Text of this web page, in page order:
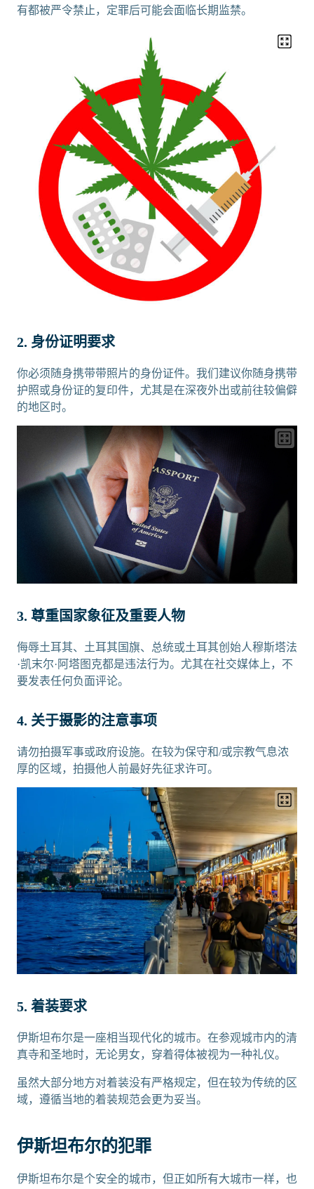
有都被严令禁止，定罪后可能会面临长期监禁。
2. 身份证明要求
你必须随身携带带照片的身份证件。我们建议你随身携带
护照或身份证的复印件，尤其是在深夜外出或前往较偏僻
的地区时。
3. 尊重国家象征及重要人物
侮辱土耳其、土耳其国旗、总统或土耳其创始人穆斯塔法
·凯末尔·阿塔图克都是违法行为。尤其在社交媒体上，不
要发表任何负面评论。
4. 关于摄影的注意事项
请勿拍摄军事或政府设施。在较为保守和/或宗教气息浓
厚的区域，拍摄他人前最好先征求许可。
5. 着装要求
伊斯坦布尔是一座相当现代化的城市。在参观城市内的清
真寺和圣地时，无论男女，穿着得体被视为一种礼仪。
虽然大部分地方对着装没有严格规定，但在较为传统的区
域，遵循当地的着装规范会更为妥当。
伊斯坦布尔的犯罪
伊斯坦布尔是个安全的城市，但正如所有大城市一样，也